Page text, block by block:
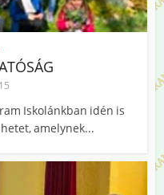
Iskolánkban idén is
amelynek...